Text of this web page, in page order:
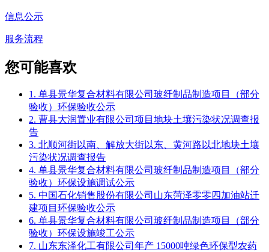
信息公示
服务流程
您可能喜欢
1. 单县景华复合材料有限公司玻纤制品制造项目（部分
验收）环保验收公示
2. 曹县大润置业有限公司项目地块土壤污染状况调查报
告
3. 北顺河街以南、解放大街以东、黄河路以北地块土壤
污染状况调查报告
4. 单县景华复合材料有限公司玻纤制品制造项目（部分
验收）环保设施调试公示
5. 中国石化销售股份有限公司山东菏泽零零四加油站迁
建项目环保验收公示
6. 单县景华复合材料有限公司玻纤制品制造项目（部分
验收）环保设施竣工公示
7. 山东东泽化工有限公司年产 15000吨绿色环保型农药